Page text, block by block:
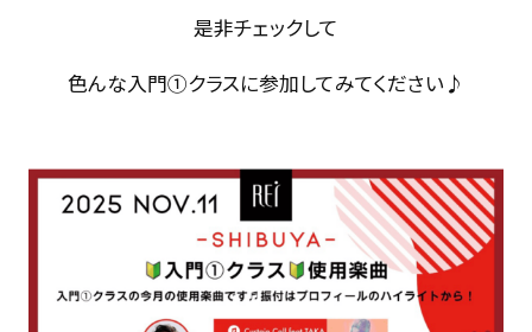
是非チェックして
色んな入門①クラスに参加してみてください♪